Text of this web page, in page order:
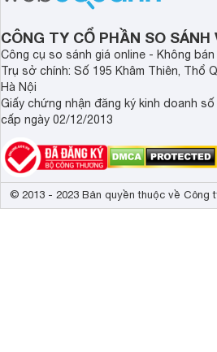
trong từng khoảnh khắc quây quần.
CÔNG TY CỔ PHẦN SO SÁNH
Công cụ so sánh giá online - Không bán
Trụ sở chính: Số 195 Khâm Thiên, Thổ
Hà Nội
Giấy chứng nhận đăng ký kinh doanh số
cấp ngày 02/12/2013
© 2013 - 2023 Bản quyền thuộc về Công